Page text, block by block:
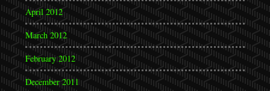
April 2012
March 2012
February 2012
December 2011